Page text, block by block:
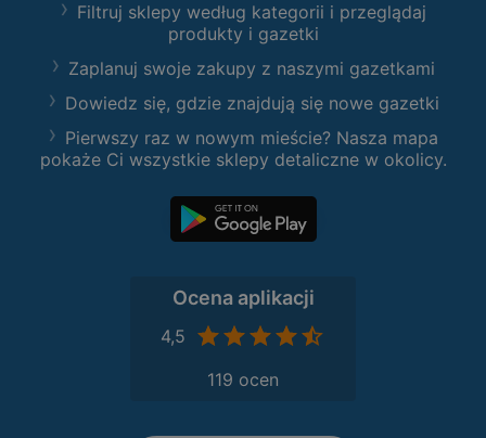
Filtruj sklepy według kategorii i przeglądaj
produkty i gazetki
Zaplanuj swoje zakupy z naszymi gazetkami
Dowiedz się, gdzie znajdują się nowe gazetki
Pierwszy raz w nowym mieście? Nasza mapa
pokaże Ci wszystkie sklepy detaliczne w okolicy.
Ocena aplikacji
4,5
119 ocen